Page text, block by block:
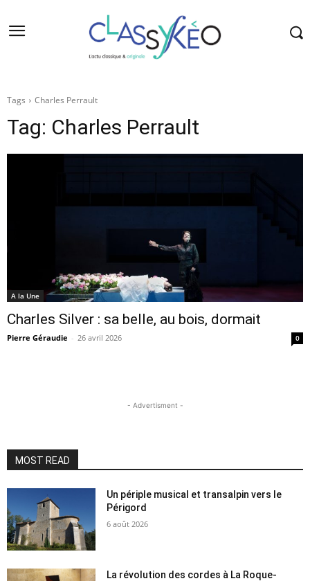
Tags Charles Perrault
Tag: Charles Perrault
A la Une
Charles Silver : sa belle, au bois, dormait
Pierre Géraudie - 26 avril 2026 0
- Advertisment -
MOST READ
Un périple musical et transalpin vers le
Périgord
6 août 2026
La révolution des cordes à La Roque-